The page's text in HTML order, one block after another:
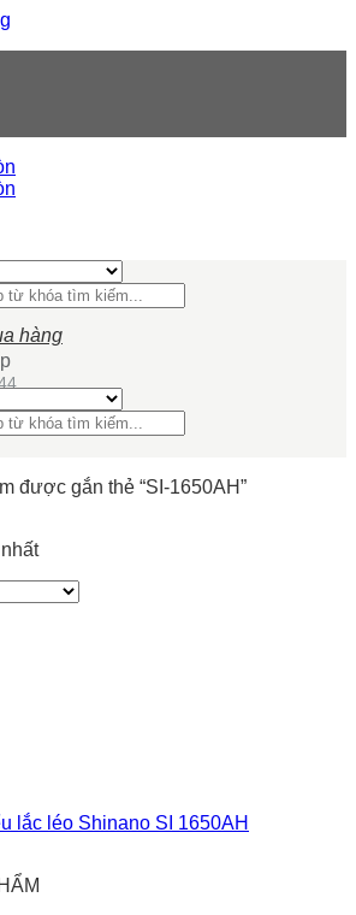
hàng
được gắn thẻ “SI-1650AH”
lắc léo Shinano SI 1650AH